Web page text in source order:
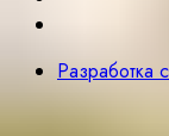
Разработка